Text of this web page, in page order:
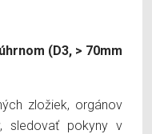
(D3, > 70mm
zložiek, orgánov
sledovať pokyny v